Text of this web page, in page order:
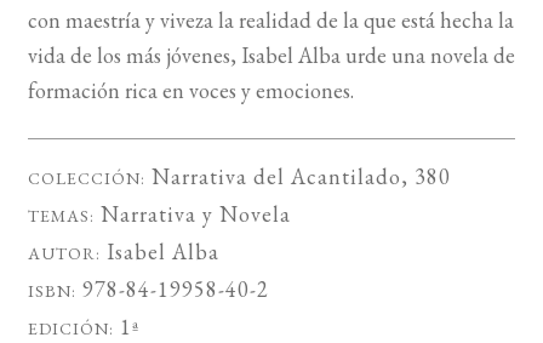
con maestría y viveza la realidad de la que está hecha la
vida de los más jóvenes, Isabel Alba urde una novela de
formación rica en voces y emociones.
COLECCIÓN: Narrativa del Acantilado, 380
TEMAS: Narrativa y Novela
AUTOR: Isabel Alba
ISBN: 978-84-19958-40-2
EDICIÓN: 1ª